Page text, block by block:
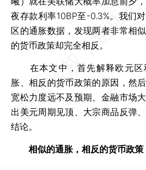
夜存款利率10BP至-0.3%。我们
区的通胀数据，发现两者非常相
的货币政策却完全相反。
在本文中，首先解释欧元区
胀、相反的货币政策的原因，然
宽松力度远不及预期、金融市场
出美元周期见顶、大宗商品反弹
结论。
相似的通胀，相反的货币政策